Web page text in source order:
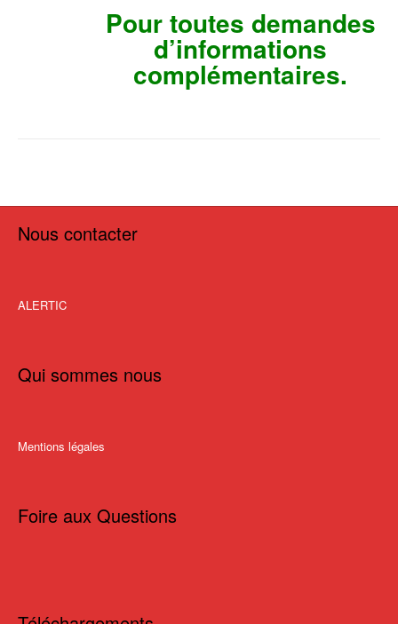
Pour toutes demandes
d’informations
complémentaires.
Nous contacter
ALERTIC
Qui sommes nous
Mentions légales
Foire aux Questions